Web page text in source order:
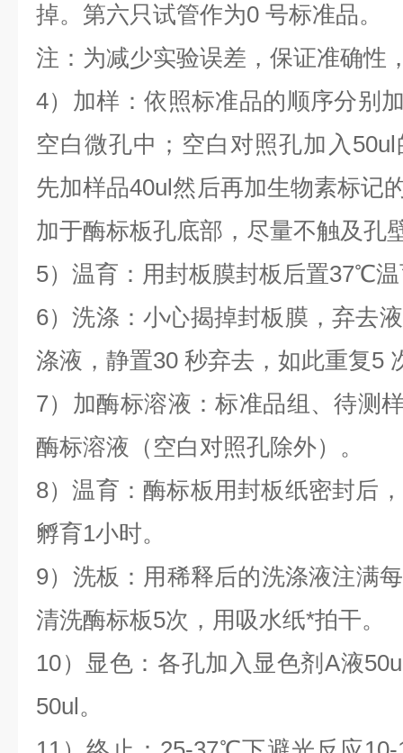
掉。第六只试管作为0 号标准品。
注：为减少实验误差，保证准确性
4）加样：依照标准品的顺序分别
空白微孔中；空白对照孔加入
先加样品40ul然后再加生物素标记
加于酶标板孔底部，尽量不触及孔
5）温育：用封板膜封板后置37℃
6）洗涤：小心揭掉封板膜，弃去
涤液，静置30 秒弃去，如此重复5
7）加酶标溶液：标准品组、待测
酶标溶液（空白对照孔除外）。
8）温育：酶标板用封板纸密封后
孵育1小时。
9）洗板：用稀释后的洗涤液注满
清洗酶标板5次，用吸水纸*拍干。
10）显色：各孔加入显色剂A液
50ul。